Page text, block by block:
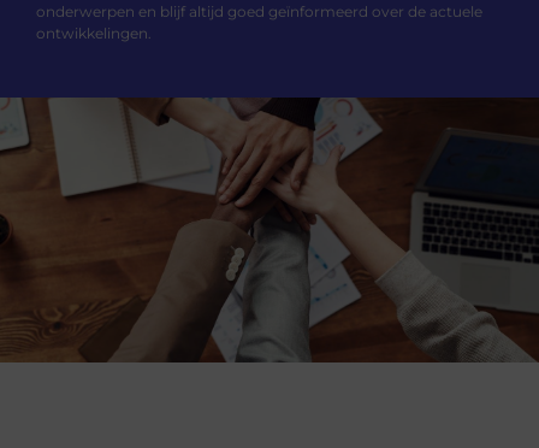
onderwerpen en blijf altijd goed geïnformeerd over de actuele
ontwikkelingen.